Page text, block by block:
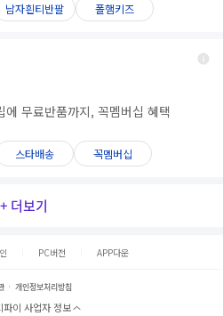
남자흰티반팔 폴햄키즈
무료반품까지, 꼭멤버십 혜택
스타배송 꼭멤버십
+ 더보기
PC버전 APP다운
개인정보처리방침
파이 사업자 정보